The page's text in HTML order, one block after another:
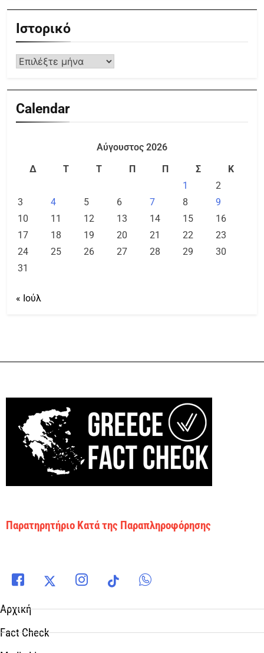
Ιστορικό
Calendar
Αύγουστος 2026
Δ
Τ Τ Π Π Σ
Κ
1
2
3
4 5 6 7 8
9
10
11 12 13 14 15
16
17
18 19 20 21 22
23
24
25 26 27 28 29
30
31
« Ιούλ
Παρατηρητήριο Κατά της Παραπληροφόρησης
Αρχική
Fact Check